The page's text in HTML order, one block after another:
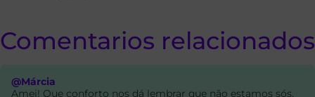
Comentarios relacionados
@Márcia
Amei! Que conforto nos dá lembrar que não estamos sós,